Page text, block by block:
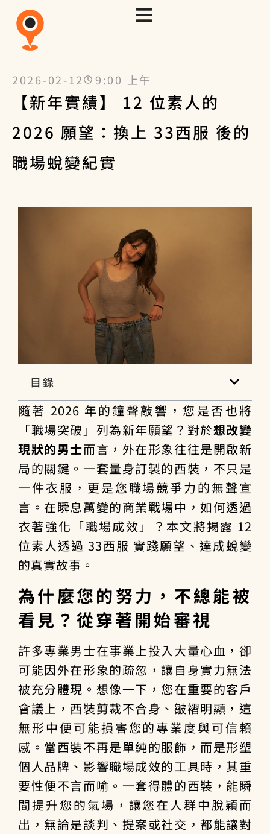
2026-02-12 9:00 上午
【新年實績】 12 位素人的
2026 願望：換上 33西服 後的
職場蛻變紀實
目錄
隨著 2026 年的鐘聲敲響，您是否也將
「職場突破」列為新年願望？對於想改變
現狀的男士而言，外在形象往往是開啟新
局的關鍵。一套量身訂製的西裝，不只是
一件衣服，更是您職場競爭力的無聲宣
言。在瞬息萬變的商業戰場中，如何透過
衣著強化「職場成效」？本文將揭露 12
位素人透過 33西服 實踐願望、達成蛻變
的真實故事。
為什麼您的努力，不總能被
看見？從穿著開始審視
許多專業男士在事業上投入大量心血，卻
可能因外在形象的疏忽，讓自身實力無法
被充分體現。想像一下，您在重要的客戶
會議上，西裝剪裁不合身、皺褶明顯，這
無形中便可能損害您的專業度與可信賴
感。當西裝不再是單純的服飾，而是形塑
個人品牌、影響職場成效的工具時，其重
要性便不言而喻。一套得體的西裝，能瞬
間提升您的氣場，讓您在人群中脫穎而
出，無論是談判、提案或社交，都能讓對